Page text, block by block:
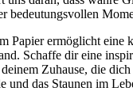
bedeutungsvollen
Papier ermöglicht eine
Schaffe dir eine
Zuhause, die
und das Staunen im